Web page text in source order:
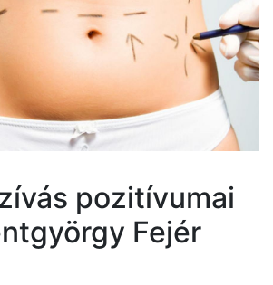
pozitívumai
Fejér